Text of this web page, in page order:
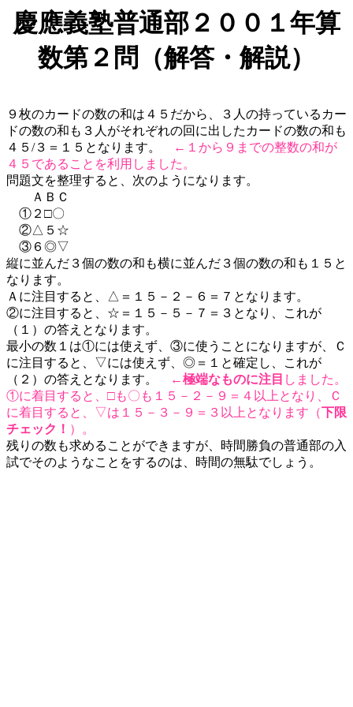
慶應義塾普通部２００１年算
数第２問（解答・解説）
９枚のカードの数の和は４５だから、３人の持っているカー
ドの数の和も３人がそれぞれの回に出したカードの数の和も
４５/３＝１５となります。
←１から９までの整数の和が
４５であることを利用しました。
問題文を整理すると、次のようになります。
ＡＢＣ
①２□〇
②△５☆
③６◎▽
縦に並んだ３個の数の和も横に並んだ３個の数の和も１５と
なります。
Ａに注目すると、△＝１５－２－６＝７となります。
②に注目すると、☆＝１５－５－７＝３となり、これが
（１）の答えとなります。
最小の数１は①には使えず、③に使うことになりますが、Ｃ
に注目すると、▽には使えず、◎＝１と確定し、これが
（２）の答えとなります。
←極端なものに注目 しました。
①に着目すると、□も〇も１５－２－９＝４以上となり、Ｃ
に着目すると、▽は１５－３－９＝３以上となります（下限
チェック！ ）。
残りの数も求めることができますが、時間勝負の普通部の入
試でそのようなことをするのは、時間の無駄でしょう。